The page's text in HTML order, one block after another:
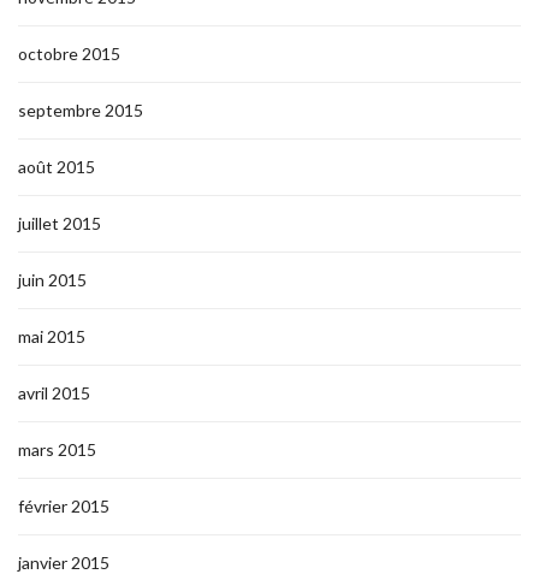
octobre 2015
septembre 2015
août 2015
juillet 2015
juin 2015
mai 2015
avril 2015
mars 2015
février 2015
janvier 2015